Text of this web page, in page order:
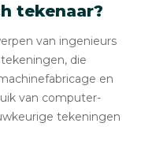
tekenaar?
van ingenieurs
die
en
van computer-
tekeningen